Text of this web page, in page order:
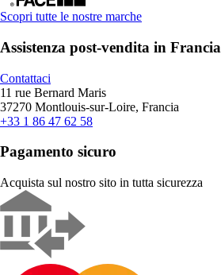
Scopri tutte le nostre marche
Assistenza post-vendita in Francia
Contattaci
11 rue Bernard Maris
37270 Montlouis-sur-Loire, Francia
+33 1 86 47 62 58
Pagamento sicuro
Acquista sul nostro sito in tutta sicurezza